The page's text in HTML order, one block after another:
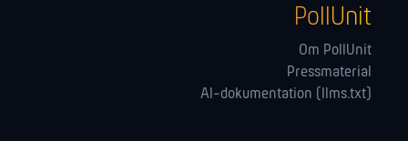
PollUnit
Om PollUnit
Pressmaterial
AI-dokumentation (llms.txt)